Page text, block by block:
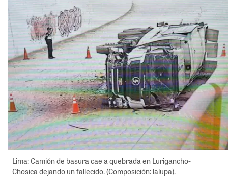
Lima: Camión de basura cae a quebrada en Lurigancho-
Chosica dejando un fallecido. (Composición: lalupa).